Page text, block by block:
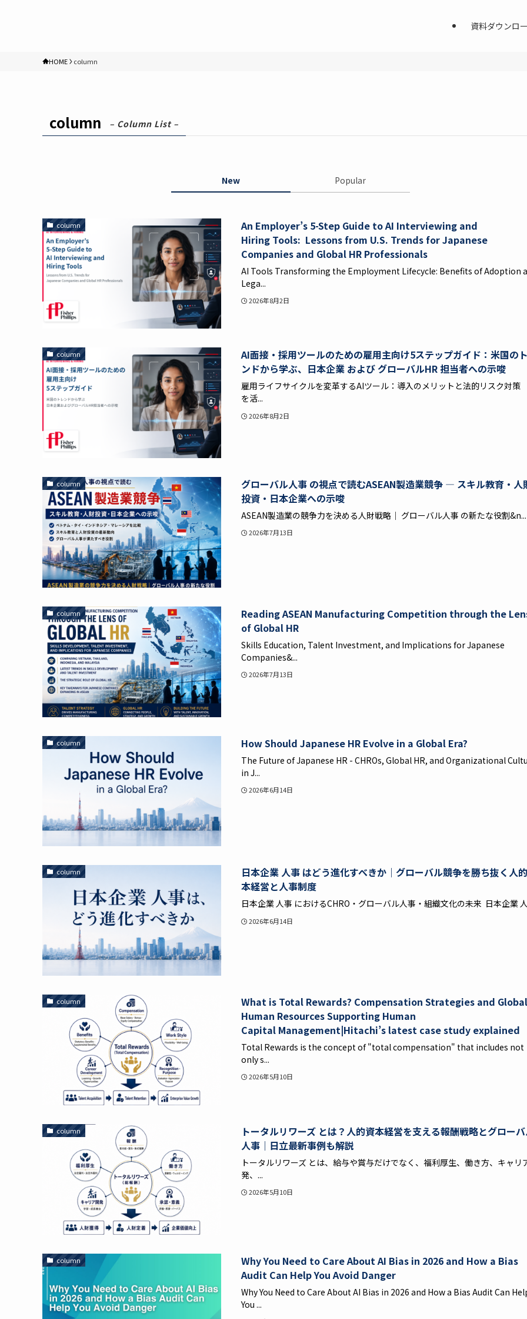
資料ダウンロ
HOME column
column – Column List –
New Popular
column
An Employer’s 5-Step Guide to AI Interviewing and
Hiring Tools: Lessons from U.S. Trends for Japanese
Companies and Global HR Professionals
AI Tools Transforming the Employment Lifecycle: Benefits of Adoption
Lega...
2026年8月2日
column
AI面接・採用ツールのための雇用主向け5ステップガイド：米国の
ンドから学ぶ、日本企業 および グローバルHR 担当者への示唆
雇用ライフサイクルを変革するAIツール：導入のメリットと法的リスク対
を活...
2026年8月2日
column
グローバル人事 の視点で読むASEAN製造業競争 ― スキル教育・人
投資・日本企業への示唆
ASEAN製造業の競争力を決める人財戦略｜ グローバル人事 の新たな役割&n...
2026年7月13日
column
Reading ASEAN Manufacturing Competition through the
of Global HR
Skills Education, Talent Investment, and Implications for Japanese
Companies&...
2026年7月13日
column How Should Japanese HR Evolve in a Global Era?
The Future of Japanese HR - CHROs, Global HR, and Organizational
in J...
2026年6月14日
column
日本企業 人事 はどう進化すべきか｜グローバル競争を勝ち抜く人
本経営と人事制度
日本企業 人事 におけるCHRO・グローバル人事・組織文化の未来 日本企業
2026年6月14日
column
What is Total Rewards? Compensation Strategies and Global
Human Resources Supporting Human
Capital Management|Hitachi’s latest case study explained
Total Rewards is the concept of "total compensation" that includes not
only s...
2026年5月10日
column
トータルリワーズ とは？人的資本経営を支える報酬戦略とグロー
人事｜日立最新事例も解説
トータルリワーズ とは、給与や賞与だけでなく、福利厚生、働き方、キャリ
発、...
2026年5月10日
column
Why You Need to Care About AI Bias in 2026 and How a Bias
Audit Can Help You Avoid Danger
Why You Need to Care About AI Bias in 2026 and How a Bias Audit Can
You ...